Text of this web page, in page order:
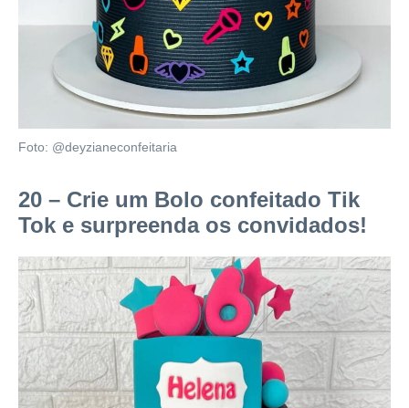
Foto: @deyzianeconfeitaria
20 – Crie um Bolo confeitado Tik
Tok e surpreenda os convidados!